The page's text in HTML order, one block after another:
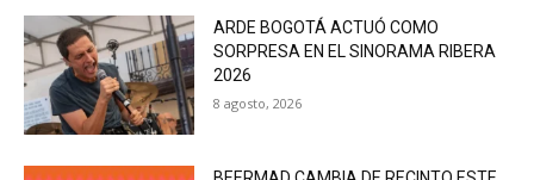
ARDE BOGOTÁ ACTUÓ COMO
SORPRESA EN EL SINORAMA RIBERA
2026
8 agosto, 2026